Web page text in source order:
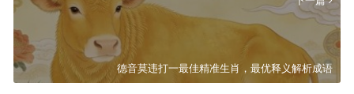
德音莫违打一最佳精准生肖，最优释义解析成语